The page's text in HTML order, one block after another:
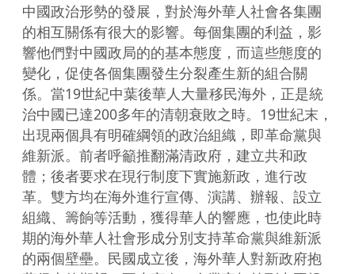
中國政治形勢的發展，對於海外華人社會各集團
的相互關係有很大的影響。每個集團的利益，影
響他們對中國政局的的基本態度，而這些態度的
變化，促使各個集團發生分裂產生新的組合關
係。當19世紀中葉後華人大量移民海外，正是統
治中國已達200多年的清朝衰敗之時。19世紀末，
出現兩個具有明確綱領的政治組織，即革命黨與
維新派。前者呼籲推翻滿清政府，建立共和政
體；後者要求在現行制度下實施新政，進行改
革。雙方均在海外進行宣傳、演講、辦報、設立
組織、籌餉等活動，獲得華人的響應，也使此時
期的海外華人社會形成分別支持革命黨與維新派
的兩個壁壘。民國成立後，海外華人對新政府抱